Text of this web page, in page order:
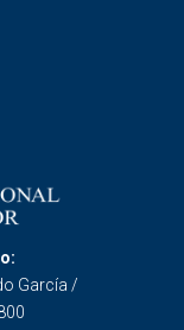
García /